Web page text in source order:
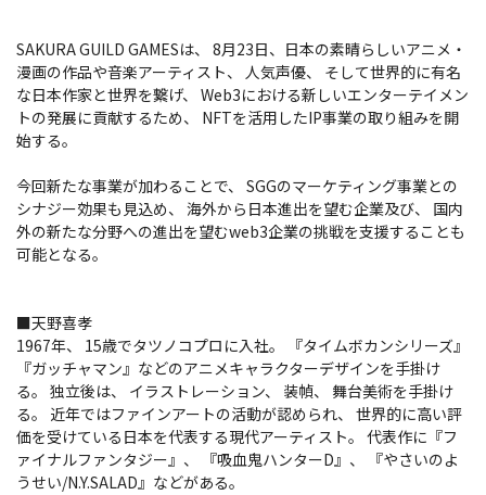
SAKURA GUILD GAMESは、 8月23日、日本の素晴らしいアニメ・
漫画の作品や音楽アーティスト、 人気声優、 そして世界的に有名
な日本作家と世界を繋げ、 Web3における新しいエンターテイメン
トの発展に貢献するため、 NFTを活用したIP事業の取り組みを開
始する。
今回新たな事業が加わることで、 SGGのマーケティング事業との
シナジー効果も見込め、 海外から日本進出を望む企業及び、 国内
外の新たな分野への進出を望むweb3企業の挑戦を支援することも
可能となる。
■天野喜孝
1967年、 15歳でタツノコプロに入社。 『タイムボカンシリーズ』
『ガッチャマン』などのアニメキャラクターデザインを手掛け
る。 独立後は、 イラストレーション、 装幀、 舞台美術を手掛け
る。 近年ではファインアートの活動が認められ、 世界的に高い評
価を受けている日本を代表する現代アーティスト。 代表作に『フ
ァイナルファンタジー』、 『吸血鬼ハンターD』、 『やさいのよ
うせい/N.Y.SALAD』などがある。